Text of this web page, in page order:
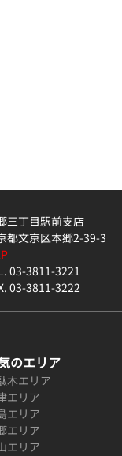
三丁目駅前支店
都文京区本郷2-39-3
03-3811-3221
03-3811-3222
のエリア
木エリア
エリア
エリア
エリア
エリア